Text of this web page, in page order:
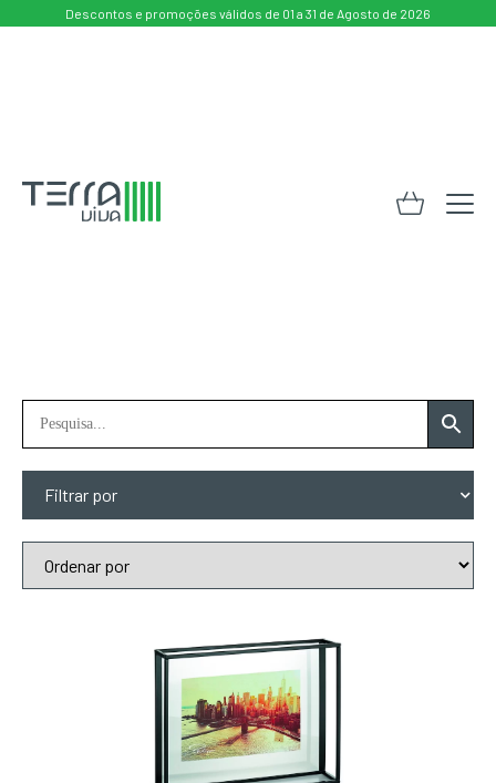
Descontos e promoções válidos de 01 a 31 de Agosto de 2026
Filtrar por